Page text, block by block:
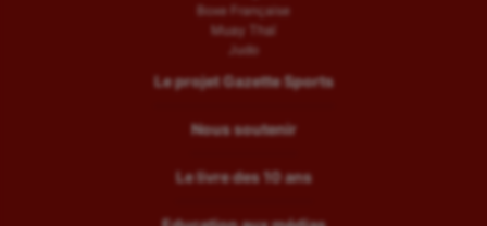
Boxe Française
Muay Thaï
Judo
Le projet Gazette Sports
Nous soutenir
Le livre des 10 ans